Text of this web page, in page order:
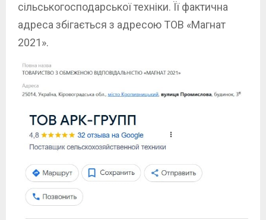
сільськогосподарської техніки. Її фактична
адреса збігається з адресою ТОВ «Магнат
2021».